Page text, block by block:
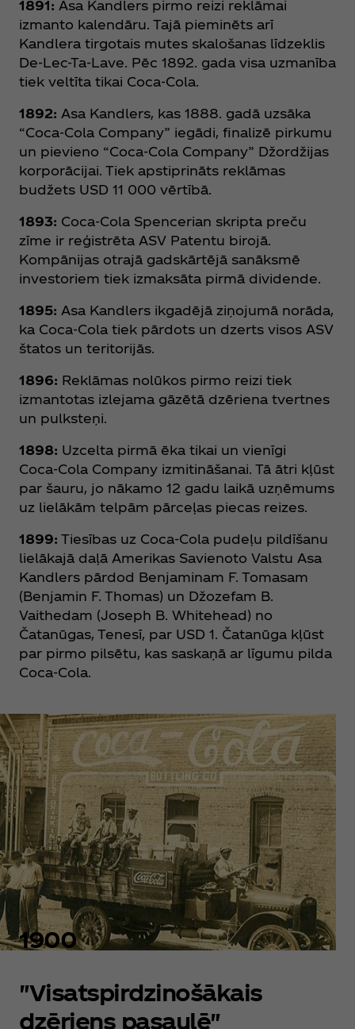
1891: Asa Kandlers pirmo reizi reklāmai
izmanto kalendāru. Tajā pieminēts arī
Kandlera tirgotais mutes skalošanas līdzeklis
De-Lec-Ta-Lave. Pēc 1892. gada visa uzmanība
tiek veltīta tikai Coca‑Cola.
1892: Asa Kandlers, kas 1888. gadā uzsāka
“Coca‑Cola Company” iegādi, finalizē pirkumu
un pievieno “Coca‑Cola Company” Džordžijas
korporācijai. Tiek apstiprināts reklāmas
budžets USD 11 000 vērtībā.
1893: Coca‑Cola Spencerian skripta preču
zīme ir reģistrēta ASV Patentu birojā.
Kompānijas otrajā gadskārtējā sanāksmē
investoriem tiek izmaksāta pirmā dividende.
1895: Asa Kandlers ikgadējā ziņojumā norāda,
ka Coca‑Cola tiek pārdots un dzerts visos ASV
štatos un teritorijās.
1896: Reklāmas nolūkos pirmo reizi tiek
izmantotas izlejama gāzētā dzēriena tvertnes
un pulksteņi.
1898: Uzcelta pirmā ēka tikai un vienīgi
Coca‑Cola Company izmitināšanai. Tā ātri kļūst
par šauru, jo nākamo 12 gadu laikā uzņēmums
uz lielākām telpām pārceļas piecas reizes.
1899: Tiesības uz Coca‑Cola pudeļu pildīšanu
lielākajā daļā Amerikas Savienoto Valstu Asa
Kandlers pārdod Benjaminam F. Tomasam
(Benjamin F. Thomas) un Džozefam B.
Vaithedam (Joseph B. Whitehead) no
Čatanūgas, Tenesī, par USD 1. Čatanūga kļūst
par pirmo pilsētu, kas saskaņā ar līgumu pilda
Coca‑Cola.
1900
"Visatspirdzinošākais
dzēriens pasaulē"